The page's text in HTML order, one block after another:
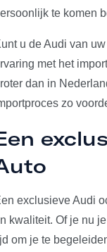
te komen
u de Audi van
met het
dan in
zo
exclusieve Audi
kwaliteit. Of je nu
om je te